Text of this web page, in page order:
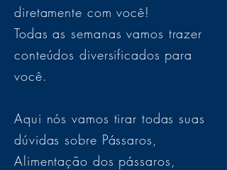
diretamente com você!
Todas as semanas vamos trazer
conteúdos diversificados para
você.
Aqui nós vamos tirar todas suas
dúvidas sobre Pássaros,
Alimentação dos pássaros,